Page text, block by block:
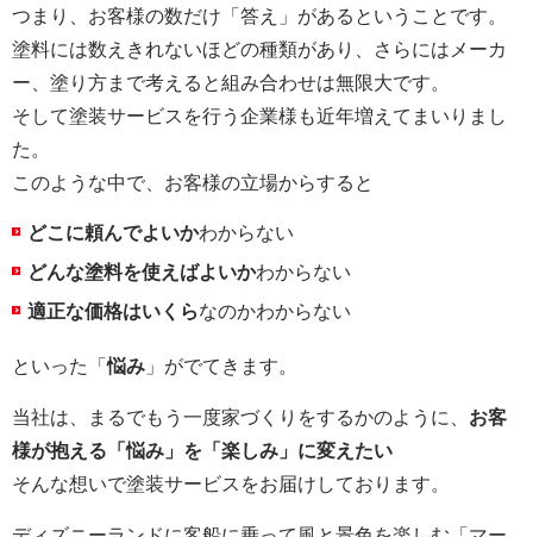
つまり、お客様の数だけ「答え」があるということです。
塗料には数えきれないほどの種類があり、さらにはメーカ
ー、塗り方まで考えると組み合わせは無限大です。
そして塗装サービスを行う企業様も近年増えてまいりまし
た。
このような中で、お客様の立場からすると
どこに頼んでよいかわからない
どんな塗料を使えばよいかわからない
適正な価格はいくらなのかわからない
といった「悩み 」がでてきます。
当社は、まるでもう一度家づくりをするかのように、 お客
様が抱える「悩み」を「楽しみ」に変えたい
そんな想いで塗装サービスをお届けしております。